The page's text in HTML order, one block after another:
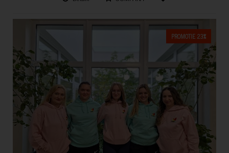
PROMOTIE 23%